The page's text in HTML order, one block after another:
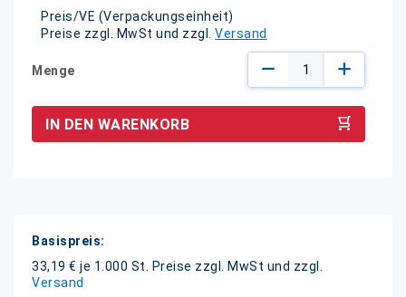
Preis/VE (Verpackungseinheit)
Preise zzgl. MwSt und zzgl. Versand
Menge
IN DEN WARENKORB
Weitere
Informationen
33,19 € je 1.000 St.
Preise zzgl. MwSt und zzgl.
Versand